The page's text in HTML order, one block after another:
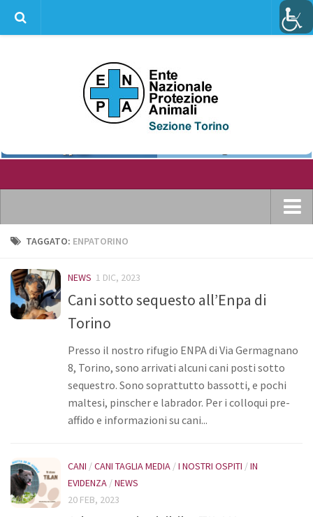
Home
Dove ci puoi trovare
Statuto
I volontari
Cani taglia grande
Cani taglia media
TAGGATO: ENPATORINO
NEWS 1 DIC, 2023
Cani sotto sequesto all’Enpa di
Torino
Presso il nostro rifugio ENPA di Via Germagnano
8, Torino, sono arrivati alcuni cani posti sotto
sequestro. Sono soprattutto bassotti, e pochi
maltesi, pinscher e labrador. Per i colloqui pre-
affido e informazioni su cani...
CANI /CANI TAGLIA MEDIA /I NOSTRI OSPITI /IN
EVIDENZA /NEWS
20 FEB, 2023